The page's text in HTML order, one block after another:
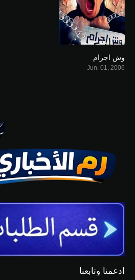
وش اجرام
Jun. 01, 2006
ادعمنا وتابعنا